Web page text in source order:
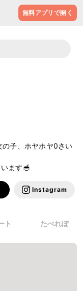
無料アプリで開く
子、ホヤホヤ0さい
Instagram
ト たべれぽ